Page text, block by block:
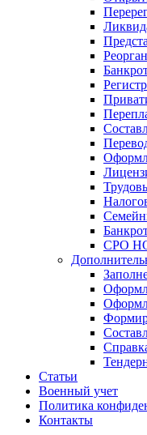
СРО
Статьи
Военный учет
Политика
Контакты